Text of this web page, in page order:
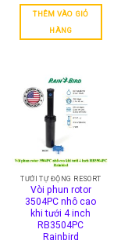
THÊM VÀO GIỎ
HÀNG
TƯỚI TỰ ĐỘNG RESORT
Vòi phun rotor
3504PC nhô cao
khi tưới 4 inch
RB3504PC
Rainbird